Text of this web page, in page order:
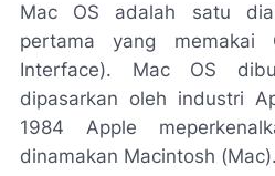
Mac OS adalah satu
pertama yang memakai
Interface). Mac OS
dipasarkan oleh industri
1984 Apple
dinamakan Macintosh (Mac).